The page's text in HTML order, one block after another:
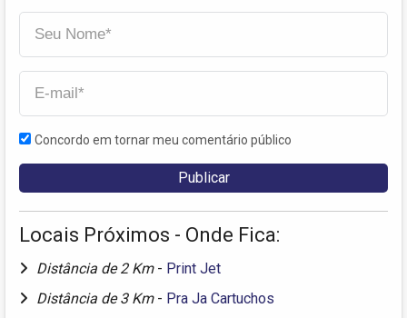
Concordo em tornar meu comentário público
Locais Próximos - Onde Fica:
Distância de 2 Km - Print Jet
Distância de 3 Km - Pra Ja Cartuchos